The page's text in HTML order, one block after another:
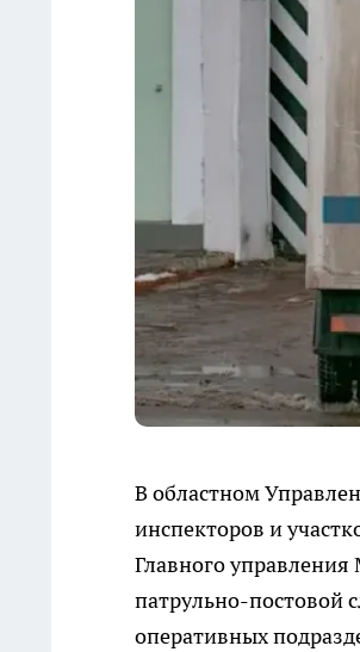
В областном
инспекторов и
Главного
патрульно-постовой
оперативных